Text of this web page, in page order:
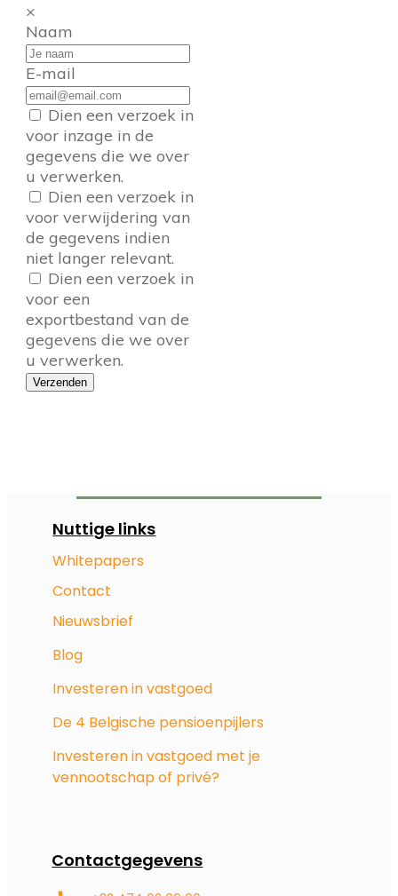
×
Naam
E-mail
Dien een verzoek in
voor inzage in de
gegevens die we over
u verwerken.
Dien een verzoek in
voor verwijdering van
de gegevens indien
niet langer relevant.
Dien een verzoek in
voor een
exportbestand van de
gegevens die we over
u verwerken.
Nuttige links
Whitepapers
Contact
Nieuwsbrief
Blog
Investeren in vastgoed
De 4 Belgische pensioenpijlers
Investeren in vastgoed met je
vennootschap of privé?
Contactgegevens